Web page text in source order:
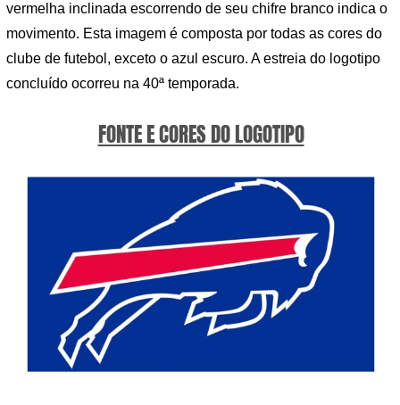
vermelha inclinada escorrendo de seu chifre branco indica o
movimento. Esta imagem é composta por todas as cores do
clube de futebol, exceto o azul escuro. A estreia do logotipo
concluído ocorreu na 40ª temporada.
FONTE E CORES DO LOGOTIPO